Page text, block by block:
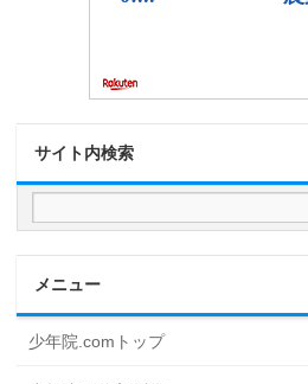
サイト内検索
メニュー
少年院.comトップ